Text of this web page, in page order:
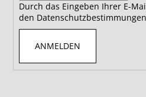
Durch das Eingeben Ihrer E-
den
ANMELDEN